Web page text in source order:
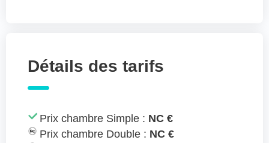
Détails des tarifs
Prix chambre Simple : NC €
Prix chambre Double : NC €